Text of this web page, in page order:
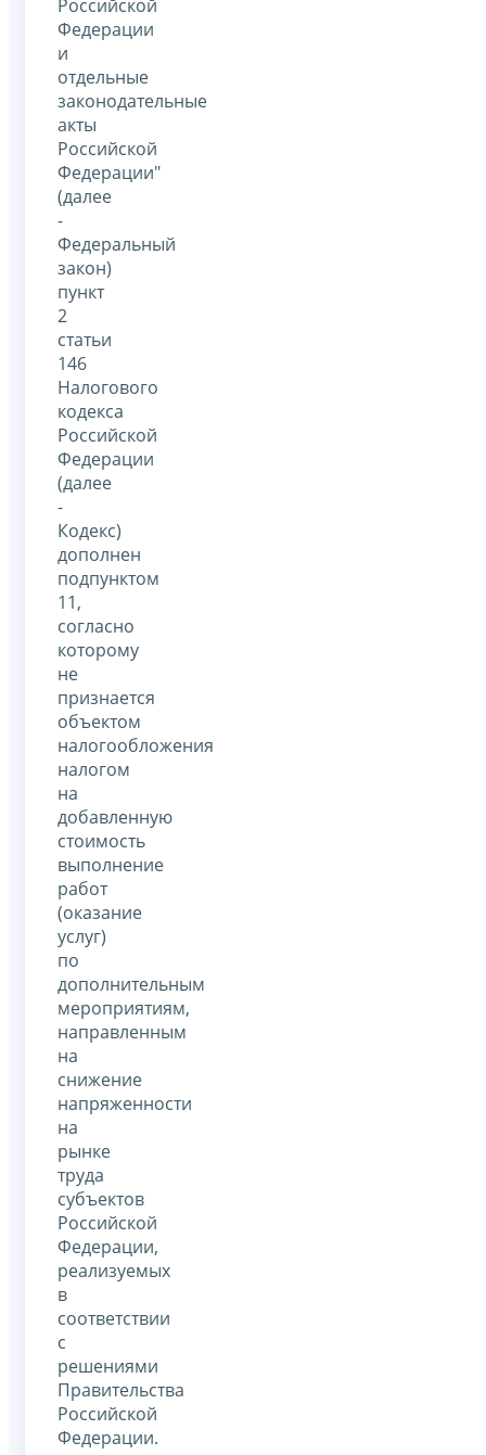
Российской
Федерации
и
отдельные
законодательные
акты
Российской
Федерации"
(далее
-
Федеральный
закон)
пункт
2
статьи
146
Налогового
кодекса
Российской
Федерации
(далее
-
Кодекс)
дополнен
подпунктом
11,
согласно
которому
не
признается
объектом
налогообложения
налогом
на
добавленную
стоимость
выполнение
работ
(оказание
услуг)
по
дополнительным
мероприятиям,
направленным
на
снижение
напряженности
на
рынке
труда
субъектов
Российской
Федерации,
реализуемых
в
соответствии
с
решениями
Правительства
Российской
Федерации.